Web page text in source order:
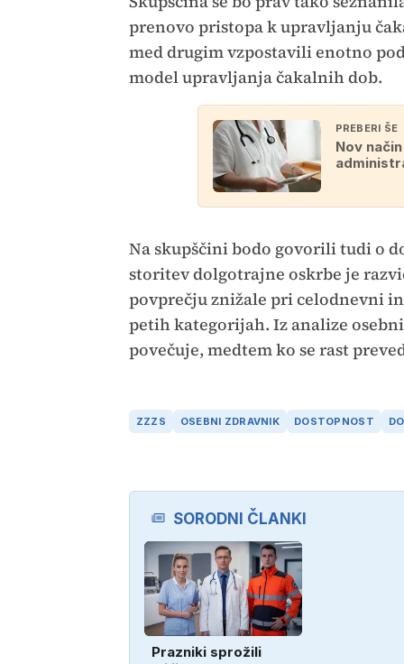
prenovo pristopa k upravljanju
med drugim vzpostavili enotno
model upravljanja čakalnih dob.
PREBERI ŠE
Nov
Na skupščini bodo govorili tudi o
storitev dolgotrajne oskrbe je
povprečju znižale pri celodnevni
petih kategorijah. Iz analize
povečuje, medtem ko se rast
ZZZS OSEBNI ZDRAVNIK DOSTOPNOST
SORODNI ČLANKI
Prazniki sprožili